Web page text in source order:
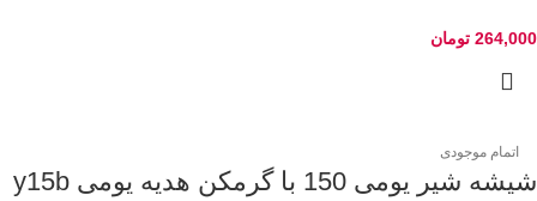
264,000 تومان
اتمام موجودی
شیشه شیر یومی 150 با گرمکن هدیه یومی y15b